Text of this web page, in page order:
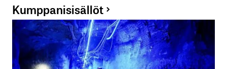
Kumppanisisällöt